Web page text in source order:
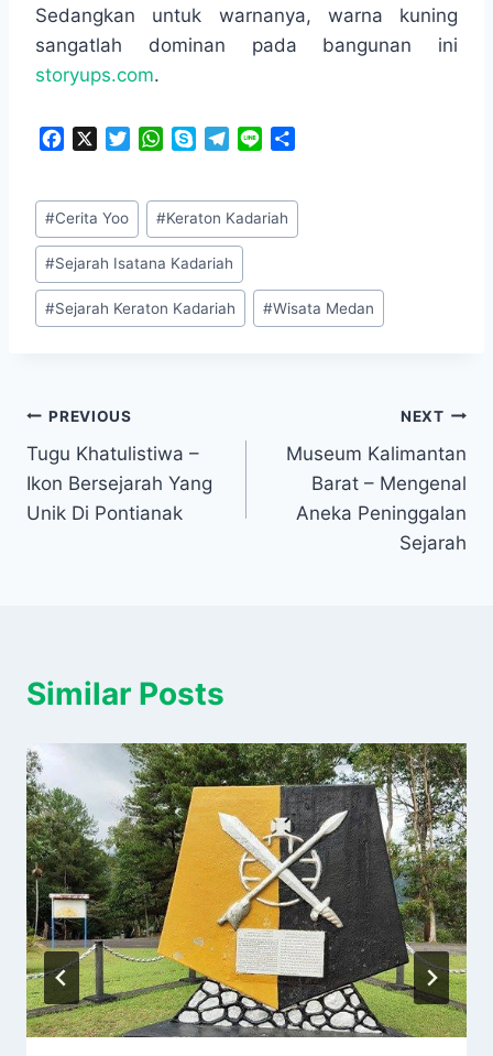
Sedangkan untuk warnanya, warna kuning
sangatlah dominan pada bangunan ini
storyups.com.
e
b
o
o
k
t
e
r
W
t
s
A
p
p
p
e
e
g
r
a
m
e
e
Post
Tags:
#Cerita Yoo #Keraton Kadariah
#Sejarah Isatana Kadariah
#Sejarah Keraton Kadariah #Wisata Medan
Post
navigation
PREVIOUS
Tugu Khatulistiwa –
Ikon Bersejarah Yang
Unik Di Pontianak
NEXT
Museum Kalimantan
Barat – Mengenal
Aneka Peninggalan
Sejarah
Similar Posts